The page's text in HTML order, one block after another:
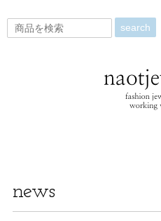
search
news